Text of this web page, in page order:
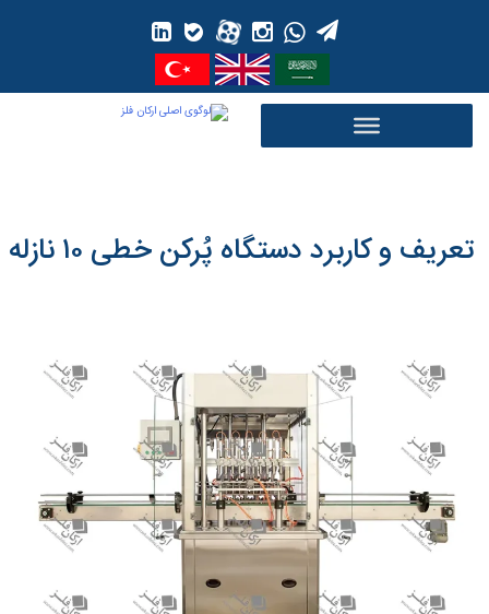
تعریف و کاربرد دستگاه پُرکن خطی ۱۰ نازله